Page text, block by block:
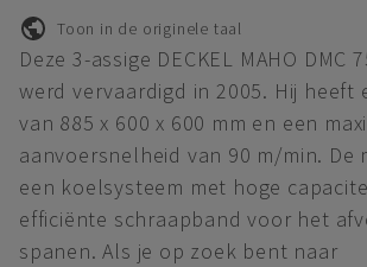
Toon in de originele taal
Deze 3-assige DECKEL MAHO DMC
werd vervaardigd in 2005. Hij heeft
van 885 x 600 x 600 mm en een
aanvoersnelheid van 90 m/min. De
een koelsysteem met hoge
efficiënte schraapband voor het
spanen. Als je op zoek bent naar